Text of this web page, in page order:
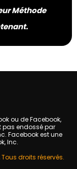
Méthode
ou de Facebook,
pas endossé par
Facebook est une
Inc.
droits réservés.